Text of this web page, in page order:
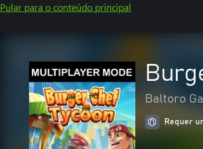
Pular para o conteúdo principal
Baltoro
Requer